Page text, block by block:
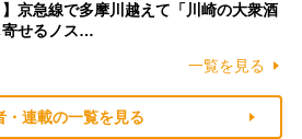
】京急線で多摩川越えて「川崎の大衆酒
せるノス…
一覧を見る
・連載の一覧を見る